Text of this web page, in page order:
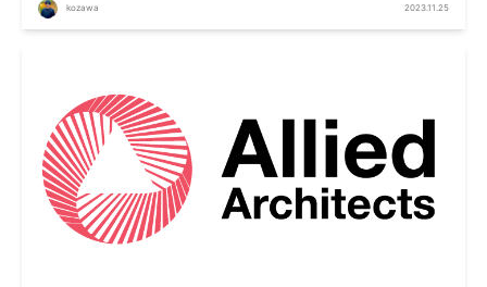
kozawa 2023.11.25